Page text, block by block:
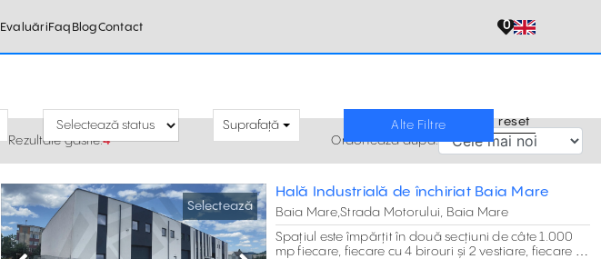
EvaluăriFaq BlogContact 0
Suprafață Alte Filtre reset
Rezultate găsite:4 Ordonează după:
Selectează
Hală Industrială de închiriat Baia Mare
Baia Mare,Strada Motorului, Baia Mare
Spațiul este împărțit în două secțiuni de câte 1.000
mp fiecare, fiecare cu 4 birouri și 2 vestiare, fiecare cu